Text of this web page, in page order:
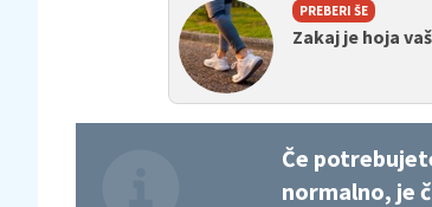
PREBERI ŠE
Zakaj je hoja
Če
normalno, je